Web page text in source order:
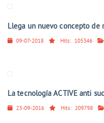
Llega un nuevo concepto de
09-07-2018 Hits: 105346
La tecnología ACTIVE anti
23-09-2016 Hits: 209798